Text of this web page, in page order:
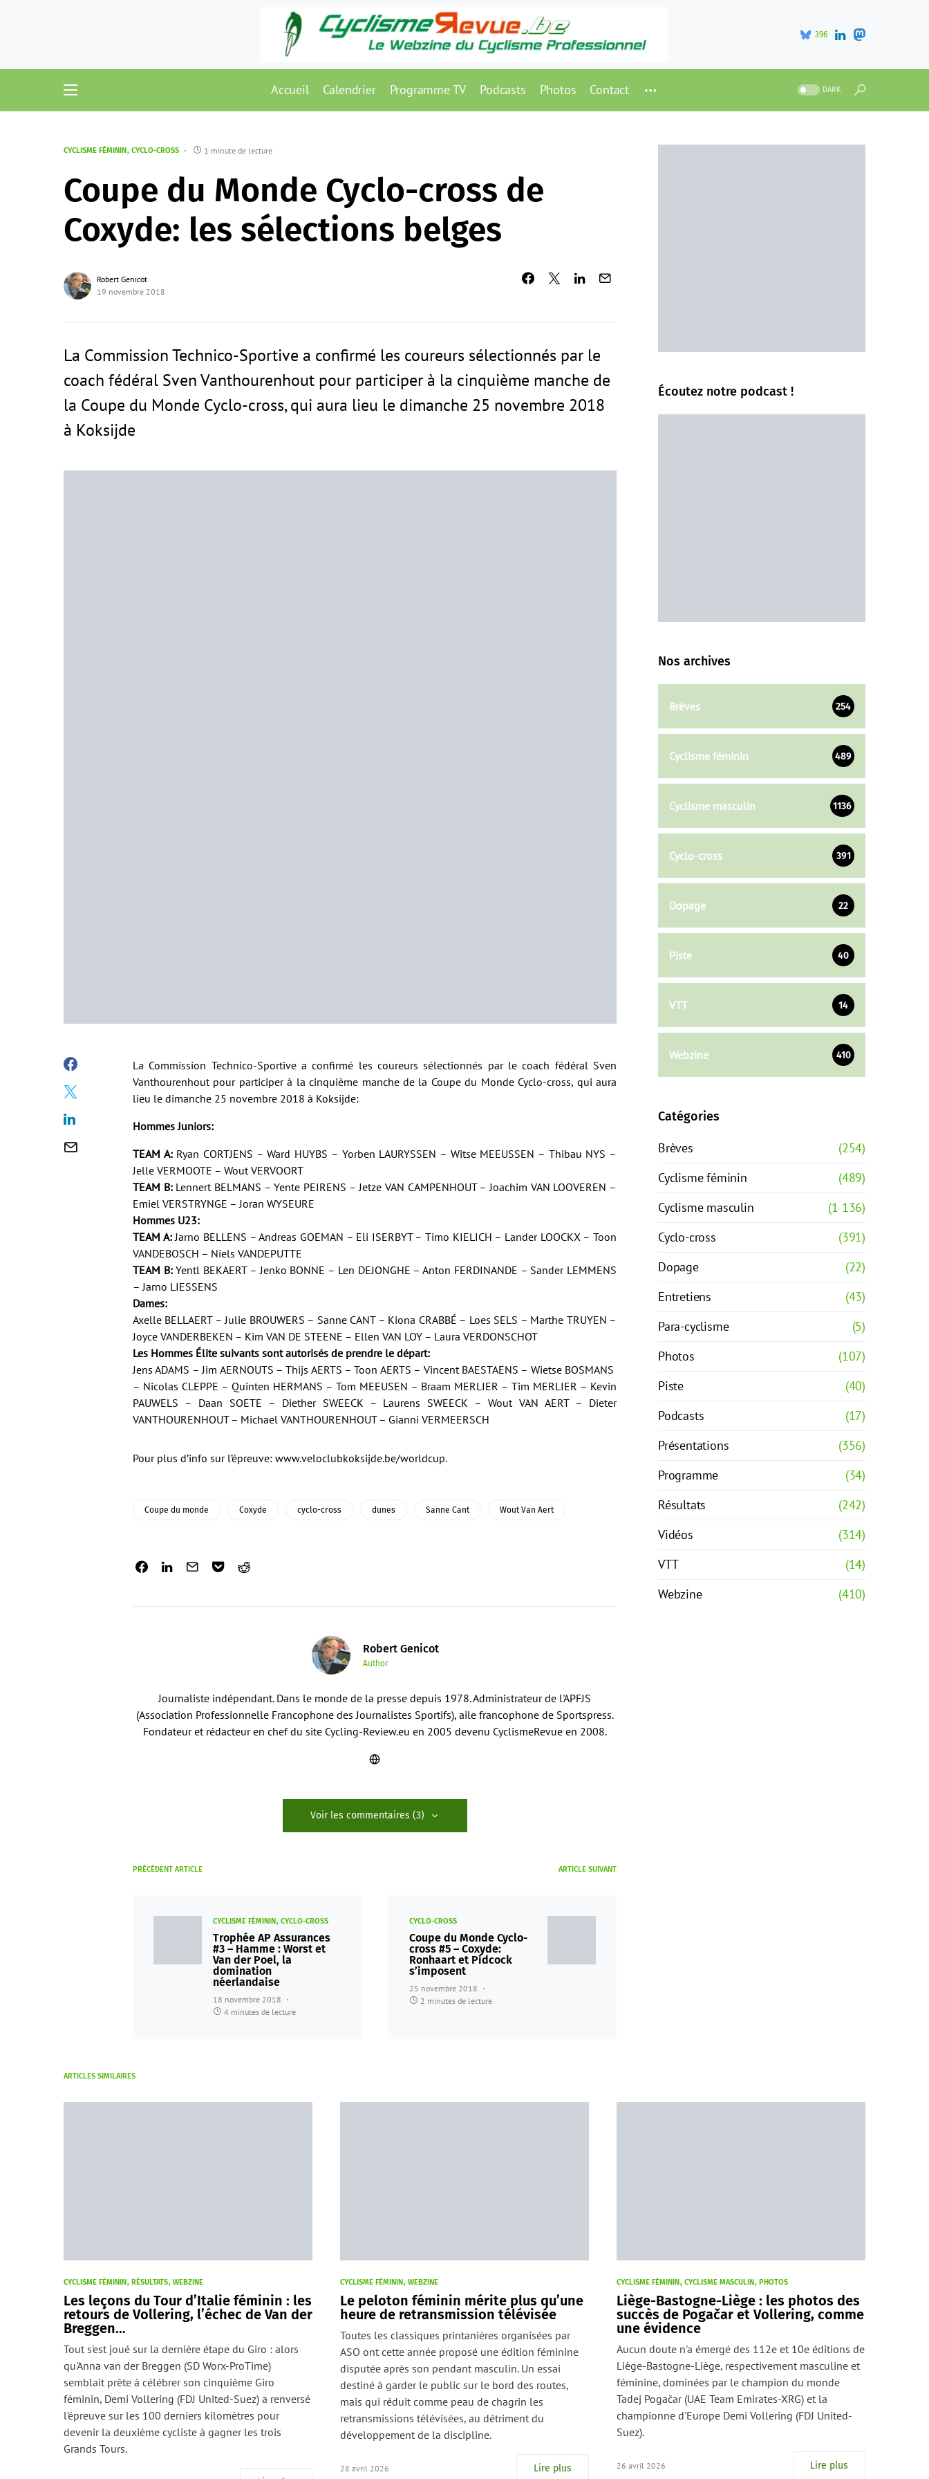
396
Accueil Calendrier Programme TV Podcasts Photos Contact DARK
CYCLISME FÉMININ CYCLO-CROSS 1 minute de lecture
Coupe du Monde Cyclo-cross de
Coxyde: les sélections belges
Robert Genicot
19 novembre 2018
La Commission Technico-Sportive a confirmé les coureurs sélectionnés par le
coach fédéral Sven Vanthourenhout pour participer à la cinquième manche de
la Coupe du Monde Cyclo-cross, qui aura lieu le dimanche 25 novembre 2018
à Koksijde
La Commission Technico-Sportive a confirmé les coureurs sélectionnés par le coach fédéral Sven
Vanthourenhout pour participer à la cinquième manche de la Coupe du Monde Cyclo-cross, qui aura
lieu le dimanche 25 novembre 2018 à Koksijde:
Hommes Juniors:
TEAM A:Ryan CORTJENS – Ward HUYBS – Yorben LAURYSSEN – Witse MEEUSSEN – Thibau NYS –
Jelle VERMOOTE – Wout VERVOORT
TEAM B:Lennert BELMANS – Yente PEIRENS – Jetze VAN CAMPENHOUT – Joachim VAN LOOVEREN –
Emiel VERSTRYNGE – Joran WYSEURE
Hommes U23:
TEAM A:Jarno BELLENS – Andreas GOEMAN – Eli ISERBYT – Timo KIELICH – Lander LOOCKX – Toon
VANDEBOSCH – Niels VANDEPUTTE
TEAM B:Yentl BEKAERT – Jenko BONNE – Len DEJONGHE – Anton FERDINANDE – Sander LEMMENS
– Jarno LIESSENS
Dames:
Axelle BELLAERT – Julie BROUWERS – Sanne CANT – Kiona CRABBÉ – Loes SELS – Marthe TRUYEN –
Joyce VANDERBEKEN – Kim VAN DE STEENE – Ellen VAN LOY – Laura VERDONSCHOT
Les Hommes Élite suivants sont autorisés de prendre le départ:
Jens ADAMS – Jim AERNOUTS – Thijs AERTS – Toon AERTS – Vincent BAESTAENS – Wietse BOSMANS
– Nicolas CLEPPE – Quinten HERMANS – Tom MEEUSEN – Braam MERLIER – Tim MERLIER – Kevin
PAUWELS – Daan SOETE – Diether SWEECK – Laurens SWEECK – Wout VAN AERT – Dieter
VANTHOURENHOUT – Michael VANTHOURENHOUT – Gianni VERMEERSCH
Pour plus d’info sur l’épreuve: www.veloclubkoksijde.be/worldcup.
Coupe du monde Coxyde cyclo-cross dunes Sanne Cant Wout Van Aert
Robert Genicot
Author
Journaliste indépendant. Dans le monde de la presse depuis 1978. Administrateur de l'APFJS
(Association Professionnelle Francophone des Journalistes Sportifs), aile francophone de Sportspress.
Fondateur et rédacteur en chef du site Cycling-Review.eu en 2005 devenu CyclismeRevue en 2008.
Voir les commentaires (3)
PRÉCÉDENT ARTICLE
CYCLISME FÉMININ CYCLO-CROSS
Trophée AP Assurances
#3 – Hamme : Worst et
Van der Poel, la
domination
néerlandaise
18 novembre 2018
4 minutes de lecture
ARTICLE SUIVANT
CYCLO-CROSS
Coupe du Monde Cyclo-
cross #5 – Coxyde:
Ronhaart et Pidcock
s’imposent
25 novembre 2018
2 minutes de lecture
Écoutez notre podcast !
Nos archives
Brèves 254
Cyclisme féminin 489
Cyclisme masculin 1136
Cyclo-cross 391
Dopage 22
Piste 40
VTT 14
Webzine 410
Catégories
Brèves
(254)
Cyclisme féminin
(489)
Cyclisme masculin
(1 136)
Cyclo-cross
(391)
Dopage
(22)
Entretiens
(43)
Para-cyclisme
(5)
Photos
(107)
Piste
(40)
Podcasts
(17)
Présentations
(356)
Programme
(34)
Résultats
(242)
Vidéos
(314)
VTT
(14)
Webzine
(410)
ARTICLES SIMILAIRES
CYCLISME FÉMININ RÉSULTATS WEBZINE
Les leçons du Tour d’Italie féminin : les
retours de Vollering, l’échec de Van der
Breggen…
Tout s'est joué sur la dernière étape du Giro : alors
qu'Anna van der Breggen (SD Worx-ProTime)
semblait prête à célébrer son cinquième Giro
féminin, Demi Vollering (FDJ United-Suez) a renversé
l'épreuve sur les 100 derniers kilomètres pour
devenir la deuxième cycliste à gagner les trois
Grands Tours.
CYCLISME FÉMININ WEBZINE
Le peloton féminin mérite plus qu’une
heure de retransmission télévisée
Toutes les classiques printanières organisées par
ASO ont cette année proposé une édition féminine
disputée après son pendant masculin. Un essai
destiné à garder le public sur le bord des routes,
mais qui réduit comme peau de chagrin les
retransmissions télévisées, au détriment du
développement de la discipline.
28 avril 2026 Lire plus
CYCLISME FÉMININ CYCLISME MASCULIN PHOTOS
Liège-Bastogne-Liège : les photos des
succès de Pogačar et Vollering, comme
une évidence
Aucun doute n'a émergé des 112e et 10e éditions de
Liège-Bastogne-Liège, respectivement masculine et
féminine, dominées par le champion du monde
Tadej Pogačar (UAE Team Emirates-XRG) et la
championne d'Europe Demi Vollering (FDJ United-
Suez).
26 avril 2026 Lire plus